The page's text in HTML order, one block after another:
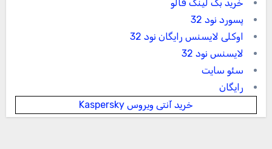
خرید بک لینک فالو
پسورد نود 32
اوکلی لایسنس رایگان نود 32
لایسنس نود 32
سئو سایت
رایگان
خرید آنتی ویروس Kaspersky